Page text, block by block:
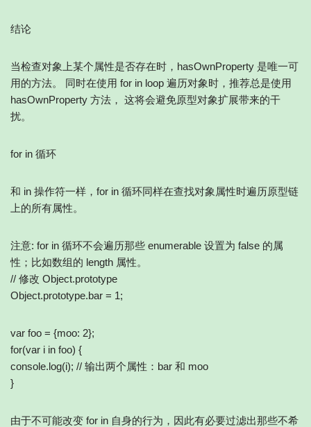
结论
当检查对象上某个属性是否存在时，hasOwnProperty 是唯一可
用的方法。 同时在使用 for in loop 遍历对象时，推荐总是使用
hasOwnProperty 方法， 这将会避免原型对象扩展带来的干
扰。
for in 循环
和 in 操作符一样，for in 循环同样在查找对象属性时遍历原型链
上的所有属性。
注意: for in 循环不会遍历那些 enumerable 设置为 false 的属
性；比如数组的 length 属性。
// 修改 Object.prototype
Object.prototype.bar = 1;
var foo = {moo: 2};
for(var i in foo) {
console.log(i); // 输出两个属性：bar 和 moo
}
由于不可能改变 for in 自身的行为，因此有必要过滤出那些不希